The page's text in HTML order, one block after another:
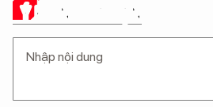
Ý KIẾN CỦA BẠN